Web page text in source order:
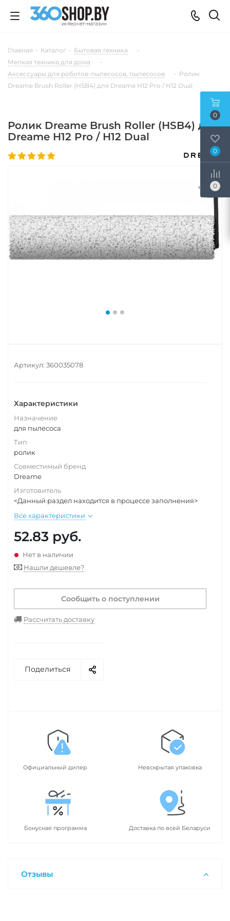
Главная - Каталог - Бытовая техника
-
Мелкая техника для дома
-
Аксессуары для роботов-пылесосов, пылесосов
- Ролик
Dreame Brush Roller (HSB4) для Dreame H12 Pro / H12 Dual
Ролик Dreame Brush Roller (HSB4) для
Dreame H12 Pro / H12 Dual
Артикул: 360035078
Характеристики
Назначение
для пылесоса
Тип
ролик
Совместимый бренд
Dreame
Изготовитель
<Данный раздел находится в процессе заполнения>
Все характеристики
52.83 руб.
Нет в наличии
Нашли дешевле?
Сообщить о поступлении
Рассчитать доставку
Поделиться
Официальный дилер Невскрытая упаковка
Бонусная программа Доставка по всей Беларуси
Отзывы
0
0
0